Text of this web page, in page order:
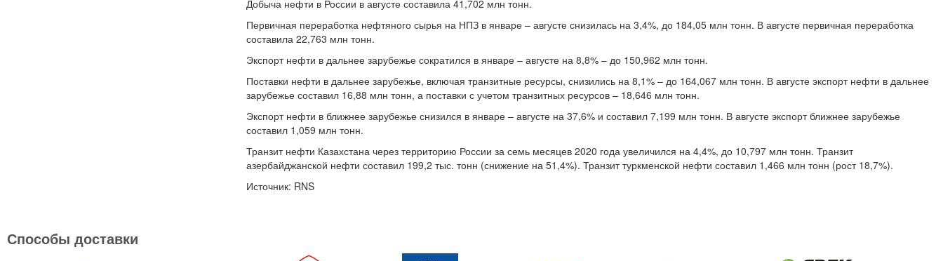
Добыча нефти в России в августе составила 41,702 млн тонн.
Первичная переработка нефтяного сырья на НПЗ в январе – августе снизилась на 3,4%, до 184,05 млн тонн. В августе первичная переработка
составила 22,763 млн тонн.
Экспорт нефти в дальнее зарубежье сократился в январе – августе на 8,8% – до 150,962 млн тонн.
Поставки нефти в дальнее зарубежье, включая транзитные ресурсы, снизились на 8,1% – до 164,067 млн тонн. В августе экспорт нефти в дальнее
зарубежье составил 16,88 млн тонн, а поставки с учетом транзитных ресурсов – 18,646 млн тонн.
Экспорт нефти в ближнее зарубежье снизился в январе – августе на 37,6% и составил 7,199 млн тонн. В августе экспорт ближнее зарубежье
составил 1,059 млн тонн.
Транзит нефти Казахстана через территорию России за семь месяцев 2020 года увеличился на 4,4%, до 10,797 млн тонн. Транзит
азербайджанской нефти составил 199,2 тыс. тонн (снижение на 51,4%). Транзит туркменской нефти составил 1,466 млн тонн (рост 18,7%).
Источник: RNS
Способы доставки